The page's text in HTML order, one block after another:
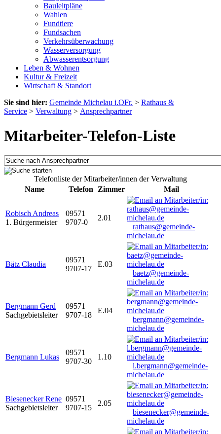
Bauleitpläne
Wahlen
Fundtiere
Fundsachen
Verkehrsüberwachung
Wasserversorgung
Abwasserentsorgung
Leben & Wohnen
Kultur & Freizeit
Wirtschaft & Standort
Sie sind hier: Gemeinde Michelau i.OFr. > Rathaus &
Service > Verwaltung > Ansprechpartner
Mitarbeiter-Telefon-Liste
Telefonliste der Mitarbeiter/innen der Verwaltung
Name
Telefon Zimmer Mail
Robisch Andreas
1. Bürgermeister
09571
9707-0
2.01
rathaus@gemeinde-
michelau.de
Bätz Claudia
09571
9707-17
E.03
baetz@gemeinde-
michelau.de
Bergmann Gerd
Sachgebietsleiter
09571
9707-18
E.04
bergmann@gemeinde-
michelau.de
Bergmann Lukas
09571
9707-30
1.10
l.bergmann@gemeinde-
michelau.de
Biesenecker Rene
Sachgebietsleiter
09571
9707-15
2.05
biesenecker@gemeinde-
michelau.de